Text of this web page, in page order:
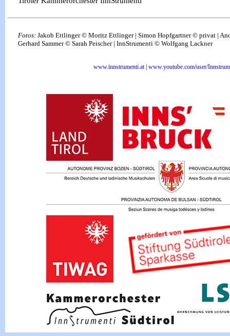
Fotos: Jakob Ettlinger © Moritz Ettlinger | Simon Hopfgartner © privat |
Gerhard Sammer © Sarah Peischer | InnStrumenti © Wolfgang Lackner
www.innstrumenti.at | www.youtube.com/user/